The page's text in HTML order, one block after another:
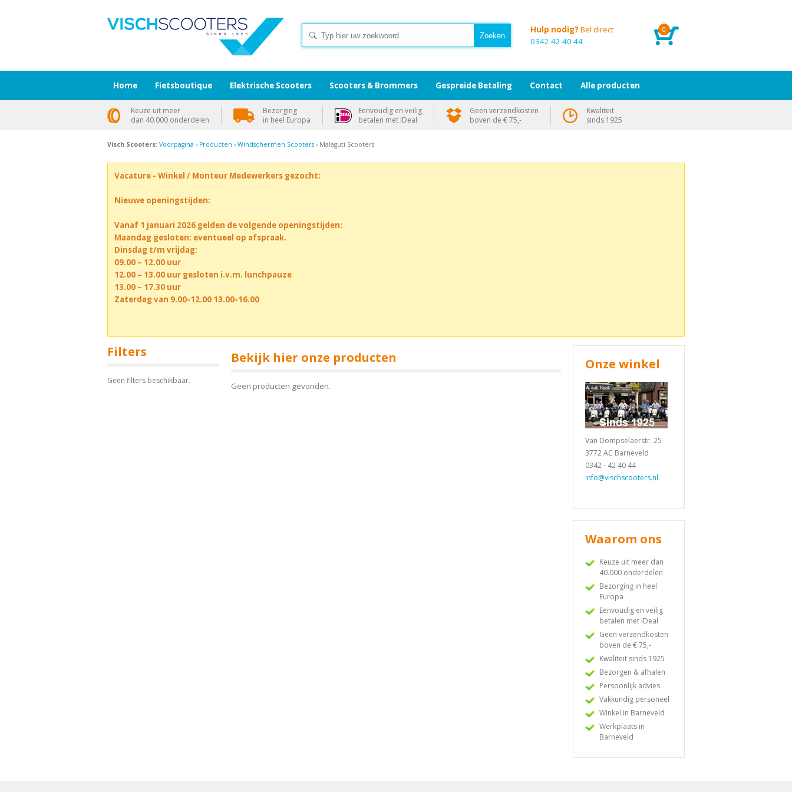
0
Hulp nodig? Bel direct
0342 42 40 44
Visch Scooters: Voorpagina › Producten › Windschermen Scooters › Malaguti Scooters
Vacature - Winkel / Monteur Medewerkers gezocht:
Nieuwe openingstijden:
Vanaf 1 januari 2026 gelden de volgende openingstijden:
Maandag gesloten: eventueel op afspraak.
Dinsdag t/m vrijdag:
09.00 – 12.00 uur
12.00 – 13.00 uur gesloten i.v.m. lunchpauze
13.00 – 17.30 uur
Zaterdag van 9.00-12.00 13.00-16.00
Filters
Geen filters beschikbaar.
Bekijk hier onze producten
Geen producten gevonden.
Onze winkel
Van Dompselaerstr. 25
3772 AC Barneveld
0342 - 42 40 44
info@vischscooters.nl
Waarom ons
Keuze uit meer dan
40.000 onderdelen
Bezorging in heel
Europa
Eenvoudig en veilig
betalen met iDeal
Geen verzendkosten
boven de € 75,-
Kwaliteit sinds 1925
Bezorgen & afhalen
Persoonlijk advies
Vakkundig personeel
Winkel in Barneveld
Werkplaats in
Barneveld
Home Fietsboutique Elektrische Scooters Scooters & Brommers Gespreide Betaling Contact Alle producten
Keuze uit meer
dan 40.000 onderdelen
Bezorging
in heel Europa
Eenvoudig en veilig
betalen met iDeal
Geen verzendkosten
boven de € 75,-
Kwaliteit
sinds 1925